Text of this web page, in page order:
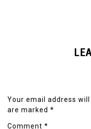
Your email address will
are marked *
Comment *